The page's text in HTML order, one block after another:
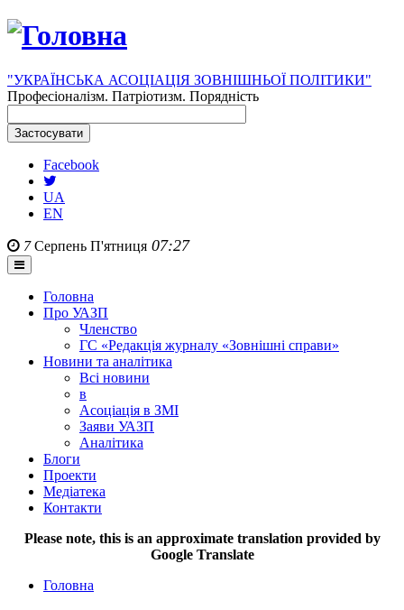
"УКРАЇНСЬКА АСОЦІАЦІЯ ЗОВНІШНЬОЇ ПОЛІТИКИ"
Професіоналізм. Патріотизм. Порядність
Facebook
UA
EN
7Серпень П'ятниця 07:27
Головна
Про УАЗП
Членство
ГС «Редакція журналу «Зовнішні справи»
Новини та аналітика
Всі новини
в
Асоціація в ЗМІ
Заяви УАЗП
Аналітика
Блоги
Проекти
Медіатека
Контакти
Please note, this is an approximate translation provided by
Google Translate
Головна